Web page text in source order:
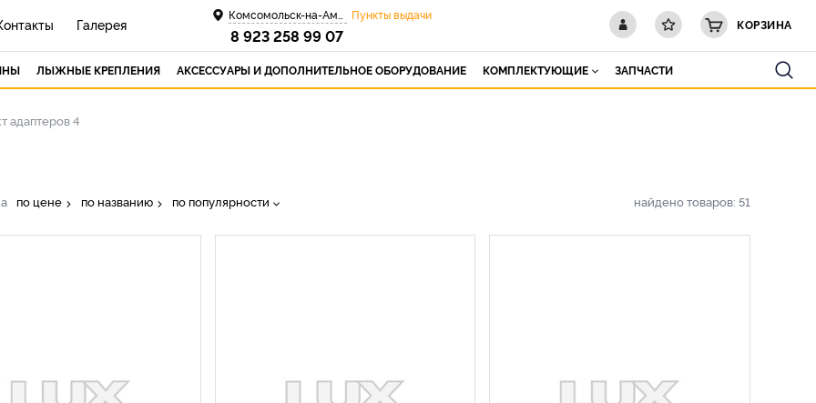
КОРЗИНА
Пункты выдачи
8 923 258 99 07
Галерея
ЛЫЖНЫЕ КРЕПЛЕНИЯ АКСЕССУАРЫ И ДОПОЛНИТЕЛЬНОЕ ОБОРУДОВАНИЕ КОМПЛЕКТУЮЩИЕ ЗАПЧАСТИ
адаптеров 4
по цене по названию по популярности найдено товаров: 51